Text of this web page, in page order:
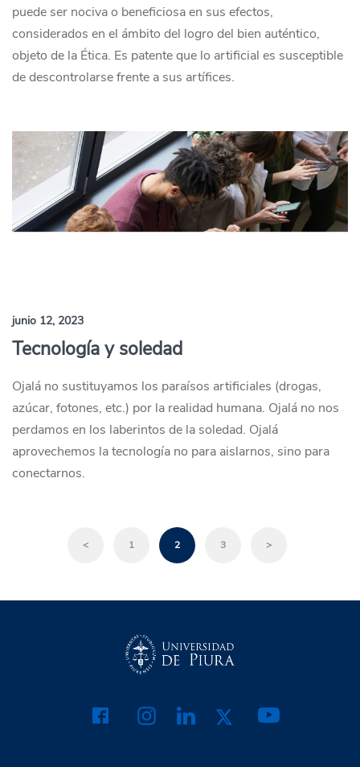
puede ser nociva o beneficiosa en sus efectos,
considerados en el ámbito del logro del bien auténtico,
objeto de la Ética. Es patente que lo artificial es susceptible
de descontrolarse frente a sus artífices.
junio 12, 2023
Tecnología y soledad
Ojalá no sustituyamos los paraísos artificiales (drogas,
azúcar, fotones, etc.) por la realidad humana. Ojalá no nos
perdamos en los laberintos de la soledad. Ojalá
aprovechemos la tecnología no para aislarnos, sino para
conectarnos.
< 1 2 3 >